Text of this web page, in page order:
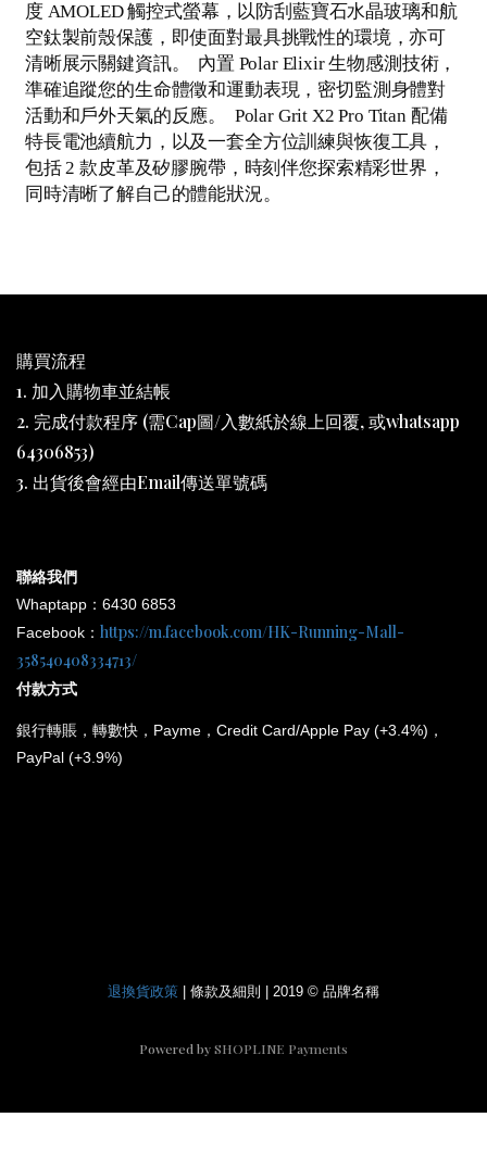
度 AMOLED 觸控式螢幕，以防刮藍寶石水晶玻璃和航
空鈦製前殼保護，即使面對最具挑戰性的環境，亦可
清晰展示關鍵資訊。 內置 Polar Elixir 生物感測技術，
準確追蹤您的生命體徵和運動表現，密切監測身體對
活動和戶外天氣的反應。 Polar Grit X2 Pro Titan 配備
特長電池續航力，以及一套全方位訓練與恢復工具，
包括 2 款皮革及矽膠腕帶，時刻伴您探索精彩世界，
同時清晰了解自己的體能狀況。
購買流程
1. 加入購物車並結帳
2. 完成付款程序 (需Cap圖/入數紙於線上回覆, 或whatsapp
64306853)
3. 出貨後會經由Email傳送單號碼
聯絡我們
Whaptapp：6430 6853
Facebook： https://m.facebook.com/HK-Running-Mall-
358540408334713/
付款方式
銀行轉賬，轉數快，Payme，Credit Card/Apple Pay (+3.4%)，
PayPal (+3.9%)
退換貨政策 | 條款及細則 | 2019 © 品牌名稱
Powered bySHOPLINE Payments